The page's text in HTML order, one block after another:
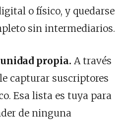
o físico, y quedarse
sin intermediarios.
propia. A través
capturar suscriptores
Esa lista es tuya para
de ninguna